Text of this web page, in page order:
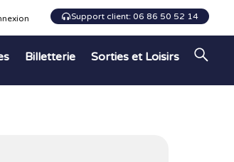
Support client: 06 86 50 52 14
Billetterie Sorties et Loisirs